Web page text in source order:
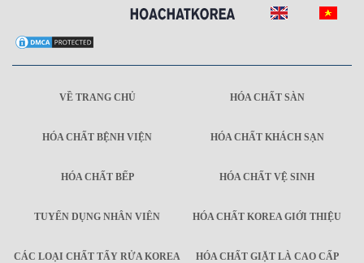
VỀ TRANG CHỦ HÓA CHẤT SÀN
HÓA CHẤT BỆNH VIỆN HÓA CHẤT KHÁCH SẠN
HÓA CHẤT BẾP HÓA CHẤT VỆ SINH
TUYỂN DỤNG NHÂN VIÊN HÓA CHẤT KOREA GIỚI THIỆU
CÁC LOẠI CHẤT TẨY RỬA KOREA HÓA CHẤT GIẶT LÀ CAO CẤP